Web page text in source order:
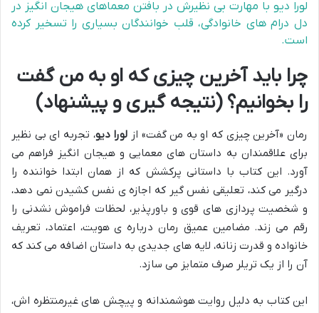
لورا دیو با مهارت بی نظیرش در بافتن معماهای هیجان انگیز در
دل درام های خانوادگی، قلب خوانندگان بسیاری را تسخیر کرده
است.
چرا باید آخرین چیزی که او به من گفت
را بخوانیم؟ (نتیجه گیری و پیشنهاد)
رمان «آخرین چیزی که او به من گفت» از لورا دیو، تجربه ای بی نظیر
برای علاقمندان به داستان های معمایی و هیجان انگیز فراهم می
آورد. این کتاب با داستانی پرکشش که از همان ابتدا خواننده را
درگیر می کند، تعلیقی نفس گیر که اجازه ی نفس کشیدن نمی دهد،
و شخصیت پردازی های قوی و باورپذیر، لحظات فراموش نشدنی را
رقم می زند. مضامین عمیق رمان درباره ی هویت، اعتماد، تعریف
خانواده و قدرت زنانه، لایه های جدیدی به داستان اضافه می کند که
آن را از یک تریلر صرف متمایز می سازد.
این کتاب به دلیل روایت هوشمندانه و پیچش های غیرمنتظره اش،